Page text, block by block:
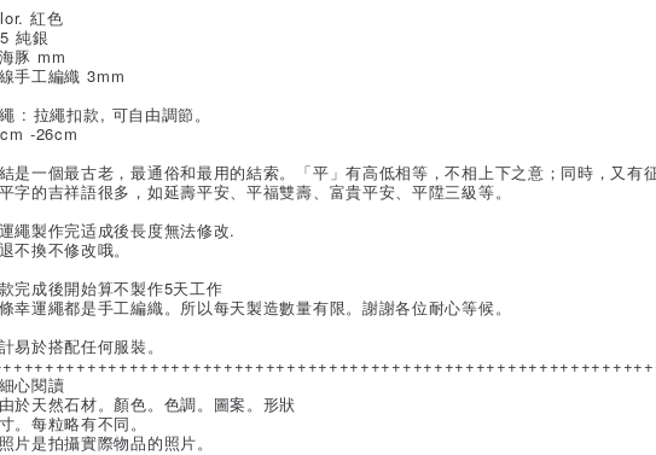
紅色
純銀
豚 mm
手工編織 3mm
: 拉繩扣款, 可自由調節。
-26cm
是一個最古老，最通俗和最用的結索。「平」有高低相等，不相上下之意；同時，又
字的吉祥語很多，如延壽平安、平福雙壽、富貴平安、平陞三級等。
繩製作完适成後長度無法修改.
不換不修改哦。
完成後開始算不製作5天工作
幸運繩都是手工編織。所以每天製造數量有限。謝謝各位耐心等候。
易於搭配任何服裝。
心閱讀
於天然石材。顏色。色調。圖案。形狀
。每粒略有不同。
片是拍攝實際物品的照片。